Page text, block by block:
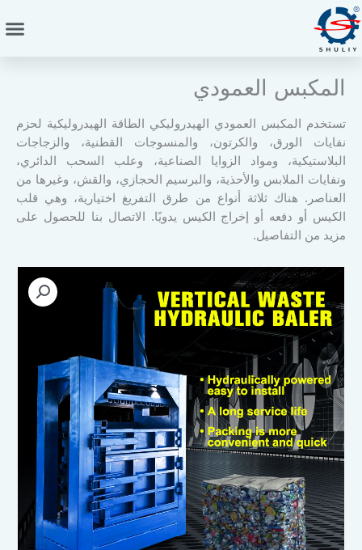
تخطي
إلى
المحتوى
المكبس العمودي
تستخدم المكبس العمودي الهيدروليكي الطاقة الهيدروليكية لحزم
نفايات الورق، والكرتون، والمنسوجات القطنية، والزجاجات
البلاستيكية، ومواد الزوايا الصناعية، وعلب السحب الدائري،
ونفايات الملابس والأحذية، والبرسيم الحجازي، والقش، وغيرها من
العناصر. هناك ثلاثة أنواع من طرق التفريغ اختيارية، وهي قلب
الكيس أو دفعه أو إخراج الكيس يدويًا. الاتصال بنا للحصول على
مزيد من التفاصيل.